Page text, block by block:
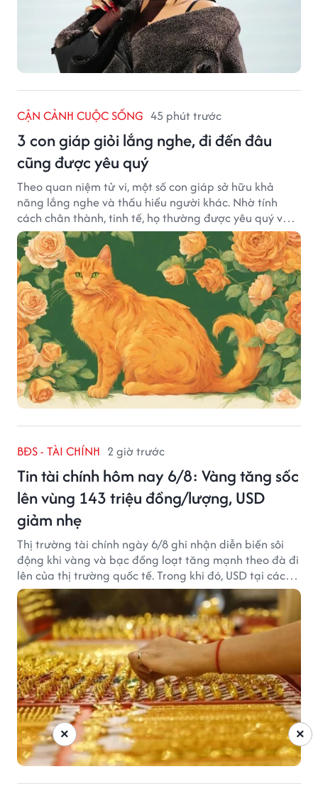
CẬN CẢNH CUỘC SỐNG 45 phút trước
3 con giáp giỏi lắng nghe, đi đến đâu
cũng được yêu quý
Theo quan niệm tử vi, một số con giáp sở hữu khả
năng lắng nghe và thấu hiểu người khác. Nhờ tính
cách chân thành, tinh tế, họ thường được yêu quý và
tạo dựng nhiều mối quan hệ tốt đẹp.
BĐS - TÀI CHÍNH 2 giờ trước
Tin tài chính hôm nay 6/8: Vàng tăng sốc
lên vùng 143 triệu đồng/lượng, USD
giảm nhẹ
Thị trường tài chính ngày 6/8 ghi nhận diễn biến sôi
động khi vàng và bạc đồng loạt tăng mạnh theo đà đi
lên của thị trường quốc tế. Trong khi đó, USD tại các
ngân hàng tiếp tục hạ nhiệt dù tỷ giá trung tâm lập
đỉnh mới.
×
×